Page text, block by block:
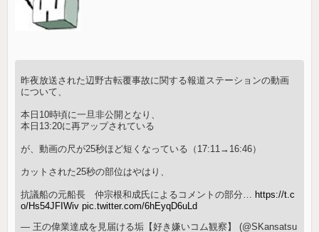
昨夜放送された辺野古転覆事故に関する報道ステーションの動画
について、
本日10時頃に一旦非公開となり、
本日13:20に再アップされている
が、動画の尺が25秒ほど短くなっている（17:11→16:46）
カットされた25秒の部位はやはり、
抗議船の元船長 仲宗根和成氏によるコメントの部分… https://t.c
o/Hs54JFIWiv pic.twitter.com/6hEyqD6uLd
— 王の偉業達成を見届ける垢【好き嫌いコム観察】 (@SKansatsu